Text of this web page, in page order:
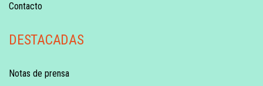
Contacto
DESTACADAS
Notas de prensa